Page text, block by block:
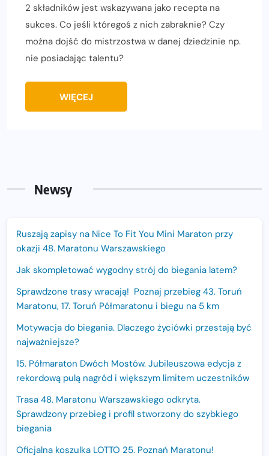
2 składników jest wskazywana jako recepta na
sukces. Co jeśli któregoś z nich zabraknie? Czy
można dojść do mistrzostwa w danej dziedzinie np.
nie posiadając talentu?
WIĘCEJ
Newsy
Ruszają zapisy na Nice To Fit You Mini Maraton przy
okazji 48. Maratonu Warszawskiego
Jak skompletować wygodny strój do biegania latem?
Sprawdzone trasy wracają! Poznaj przebieg 43. Toruń
Maratonu, 17. Toruń Półmaratonu i biegu na 5 km
Motywacja do biegania. Dlaczego życiówki przestają być
najważniejsze?
15. Półmaraton Dwóch Mostów. Jubileuszowa edycja z
rekordową pulą nagród i większym limitem uczestników
Trasa 48. Maratonu Warszawskiego odkryta.
Sprawdzony przebieg i profil stworzony do szybkiego
biegania
Oficjalna koszulka LOTTO 25. Poznań Maratonu!